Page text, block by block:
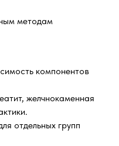
методам
компонентов
желчнокаменная
отдельных групп